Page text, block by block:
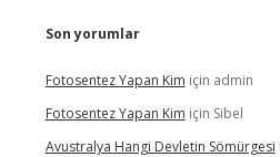
Son yorumlar
Fotosentez Yapan Kim için admin
Fotosentez Yapan Kim için Sibel
Avustralya Hangi Devletin Sömürgesi